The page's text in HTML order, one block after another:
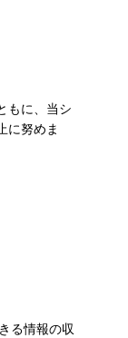
もに、当シ
に努めま
る情報の収